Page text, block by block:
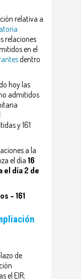
relativa a
relaciones
en el
dentro
hoy las
admitidos
y 161
a la
el día 16
el día 2 de
– 161
de
el EIR;